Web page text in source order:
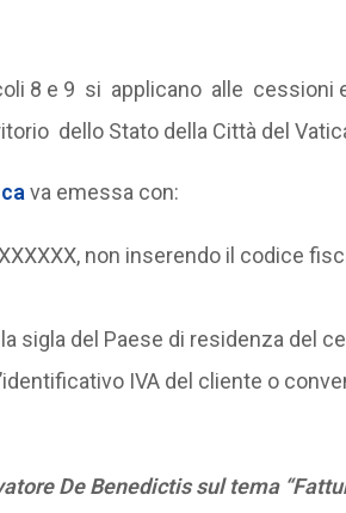
8 e 9 si applicano alle cessioni
dello Stato della Città del
va emessa con:
non inserendo il codice
la sigla del Paese di residenza del
IVA del cliente o
De Benedictis sul tema